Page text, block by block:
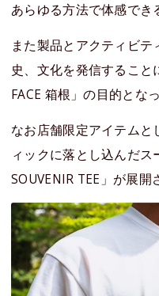
あらゆる方法で体感でき
また製品とアクティビ
史、文化を発信すること
FACE 箱根」の目的とな
なお店舗限定アイテムと
ィックに落とし込んだ
SOUVENIR TEE」が展開